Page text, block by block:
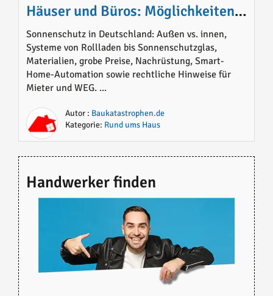
Häuser und Büros: Möglichkeiten,
Materialien, Preise und sinnvolle
Lösungen im Überblick
Sonnenschutz in Deutschland: Außen vs. innen,
Systeme von Rollladen bis Sonnenschutzglas,
Materialien, grobe Preise, Nachrüstung, Smart-
Home-Automation sowie rechtliche Hinweise für
Mieter und WEG. ...
Autor : Baukatastrophen.de
Kategorie: Rund ums Haus
Handwerker finden